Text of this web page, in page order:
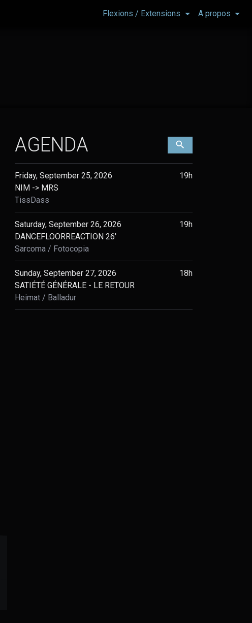
Flexions / Extensions A propos
AGENDA
Friday, September 25, 2026
19h
NIM -> MRS
TissDass
Saturday, September 26, 2026
19h
DANCEFLOORREACTION 26'
Sarcoma
Fotocopia
Sunday, September 27, 2026
18h
SATIÉTÉ GÉNÉRALE - LE RETOUR
Heimat
Balladur